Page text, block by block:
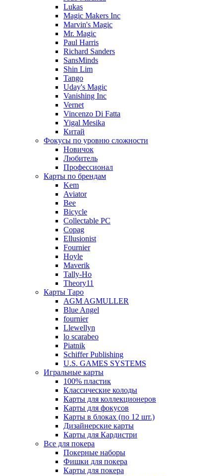
Lukas
Magic Makers Inc
Marvin's Magic
Mr. Magic
Paul Harris
Richard Sanders
SansMinds
Shin Lim
Tango
Uday's Magic
Vanishing Inc
Vernet
Vincenzo Di Fatta
Yigal Mesika
Китай
Фокусы по уровню сложности
Новичок
Любитель
Профессионал
Карты по брендам
Kem
Aviator
Bee
Bicycle
Collectable PC
Copag
Ellusionist
Fournier
Hoyle
Maverik
Tally-Ho
Theory11
Карты Таро
AGM AGMULLER
Blue Angel
fournier
Llewellyn
lo scarabeo
Piatnik
Schiffer Publishing
U.S. GAMES SYSTEMS
Игральные карты
100% пластик
Классические колоды
Карты для коллекционеров
Карты для фокусов
Карты в блоках (по 12 шт.)
Дизайнерские карты
Карты для Кардистри
Все для покера
Покерные наборы
Фишки для покера
Карты для покера